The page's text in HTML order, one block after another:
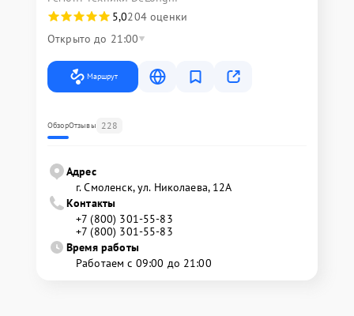
5,0204 оценки
Открыто до 21:00
Маршрут
ОбзорОтзывы 228
Адрес
г. Смоленск, ул. Николаева, 12А
Контакты
+7 (800) 301-55-83
+7 (800) 301-55-83
Время работы
Работаем с 09:00 до 21:00